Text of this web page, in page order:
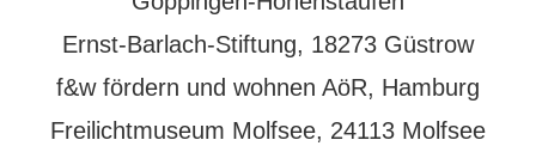
Ernst-Barlach-Stiftung, 18273 Güstrow
f&w fördern und wohnen AöR, Hamburg
Freilichtmuseum Molfsee, 24113 Molfsee